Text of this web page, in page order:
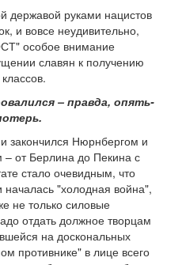
державой руками нацистов
и вовсе неудивительно,
особое внимание
славян к получению
– правда, опять-
закончился Нюрнбергом и
от Берлина до Пекина с
стало очевидным, что
"холодная война",
не только силовые
отдать должное творцам
на доскональных
противнике" в лице всего